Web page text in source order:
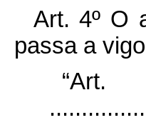
Art. 4º O
passa a